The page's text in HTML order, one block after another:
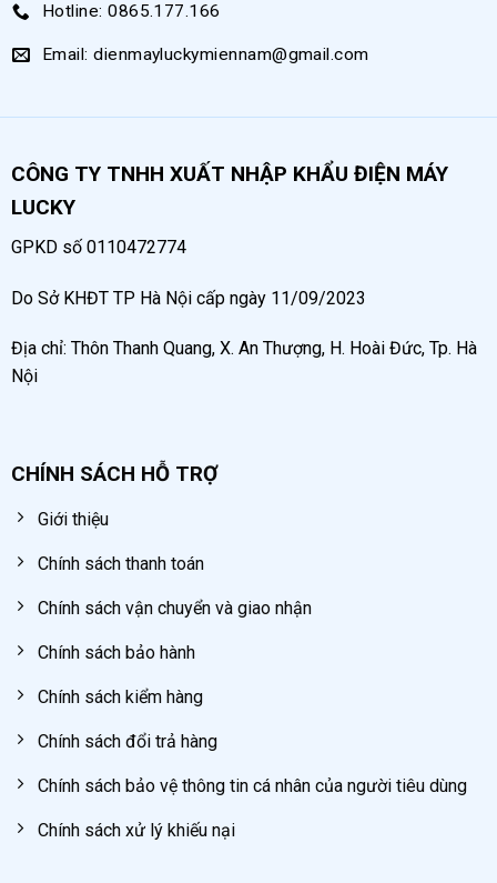
Hotline: 0865.177.166
Email: dienmayluckymiennam@gmail.com
CÔNG TY TNHH XUẤT NHẬP KHẨU ĐIỆN MÁY
LUCKY
GPKD số 0110472774
Do Sở KHĐT TP Hà Nội cấp ngày 11/09/2023
Địa chỉ: Thôn Thanh Quang, X. An Thượng, H. Hoài Đức, Tp. Hà
Nội
CHÍNH SÁCH HỖ TRỢ
Giới thiệu
Chính sách thanh toán
Chính sách vận chuyển và giao nhận
Chính sách bảo hành
Chính sách kiểm hàng
Chính sách đổi trả hàng
Chính sách bảo vệ thông tin cá nhân của người tiêu dùng
Chính sách xử lý khiếu nại